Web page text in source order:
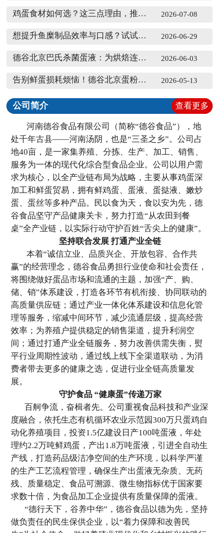
2026-07-08
鸡蛋食材如何选？这三点理由，推荐食品工厂使用德谷北京巴氏杀菌蛋液
2026-06-29
想提升鱼糜制品效率与口感？试试德谷北京巴氏杀菌蛋液
2026-06-03
德谷北京巴氏杀菌蛋液：为烘焙连锁提供稳定安全便捷解决方案
2026-05-13
告别鲜蛋损耗烦恼！德谷北京蛋粉覆盖多场景，规模化生产选它更省心
公司简介 查看更多
河南德谷食品有限公司（简称“德谷食品”），地
处千年古县——河南汤阴，也是“三圣之乡”。公司占
地40亩，是一家集养殖、分拣、生产、加工、销售、
服务为一体的现代化综合型食品企业。公司以用户需
求为核心，以全产业链布局为战略，主要从事鸡蛋深
加工和鲜蛋贸易，拥有鲜鸡蛋、蛋液、蛋挞液、嫩炒
蛋、蛋丝等多种产品。民以食为天，食以安为先，德
谷食品坚守产品健康关卡，努力打造“从农田到餐
桌”全产业链，以实际行动守护百姓“舌尖上的健康”。
坚持联合发展 打通产业全链
本着“诚信立业、品质兴企、开放包容、合作共
赢”的经营理念，德谷食品勇担行业使命和社会责任，
将围绕做好蛋品市场和流通的主题，加强“产、购、
储、销”体系建设，打造各环节有机衔接、协同联动的
高质量供应链；通过产业一体化体系建设和信息化管
理等服务，缩减中间环节，减少流通层级，提高经营
效率；为养殖户提供稳定的销售渠道，提升利润空
间；通过打通产业全链服务，努力改善供需失衡，熨
平行业周期性波动，通过线上线下全渠道联动，为消
费者带去更多的健康之选，促进行业全链高质量发
展。
守护食品 “健康蛋”传递万家
百舸争流，奋楫者先。公司重视食品科技和产业深
度融合，依托生态有机循环农业示范园300万只蛋鸡自
动化养殖项目，投资1.5亿建设日产100吨蛋液，年处
理约2.2万吨鲜鸡蛋，产出1.8万吨蛋液，引进全自动生
产线，打造药品级洁净空间的生产环境，以科学严谨
的生产工艺流程管理，确保生产出蛋液无杂质、无药
残、质量稳定、食品可溯源、微生物指标优于国家要
求数十倍，为食品加工企业提供有质量保障的蛋液。
“德行天下，谷养中华”，德谷食品以德为先，坚持
做负责任的民生保供企业，以“着力保障和改善民